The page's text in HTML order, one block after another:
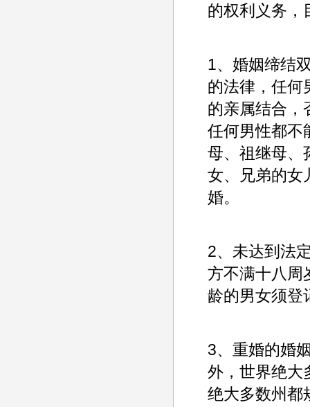
的权利义务，
1、婚姻缔结
的法律，任何
的亲属结合，
任何男性都不
母、祖继母、
女、兄弟的女
婚。
2、未达到法
方不满十八周
龄的男女须登
3、重婚的婚
外，世界绝大
绝大多数州都